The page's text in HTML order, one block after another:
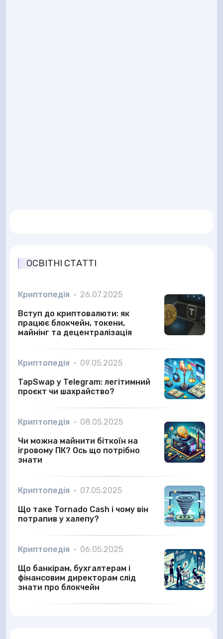
ОСВІТНІ СТАТТІ
Криптопедія • 26.07.2025
Вступ до криптовалюти: як
працює блокчейн, токени,
майнінг та децентралізація
Криптопедія • 09.05.2025
TapSwap у Telegram: легітимний
проєкт чи шахрайство?
Криптопедія • 08.05.2025
Чи можна майнити біткоїн на
ігровому ПК? Ось що потрібно
знати
Криптопедія • 07.05.2025
Що таке Tornado Cash і чому він
потрапив у халепу?
Криптопедія • 06.05.2025
Що банкірам, бухгалтерам і
фінансовим директорам слід
знати про блокчейн